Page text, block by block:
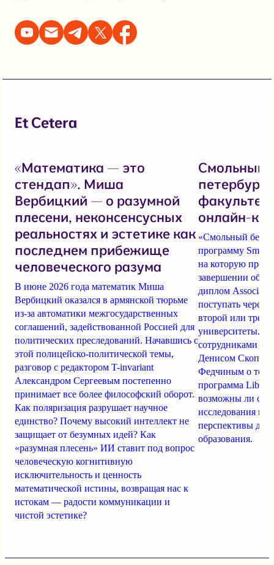
Et Cetera
«Математика — это
стендап». Миша
Вербицкий — о разумной
плесени, неконсенсусных
реальностях и эстетике как
последнем прибежище
человеческого разума
В июне 2026 года математик Миша
Вербицкий оказался в армянской тюрьме
из-за автоматики межгосударственных
соглашений, задействованной Россией для
политических преследований. Начавшись с
этой полицейско-политической темы,
разговор с редактором T-invariant
Александром Сергеевым постепенно
принимает все более философский оборот.
Как поляризация разрушает научное
единство? Почему высокий интеллект не
защищает от безумных идей? Как
«разумная плесень» ИИ ставит под вопрос
человеческую когнитивную
исключительность и ценность
математической истины, возвращая нас к
истокам — радости коммуникации и
чистой эстетике?
Смольный
онлайн-
«Смольный без
программу
на которую
завершении
диплом
поступать через
второй или
университеты. T-
сотрудниками
Денисом
Федчиным о том,
программа
возможны ли
исследования в
перспективы
образования.